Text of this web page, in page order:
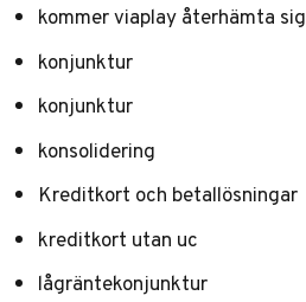
kommer viaplay återhämta sig
konjunktur
konjunktur
konsolidering
Kreditkort och betallösningar
kreditkort utan uc
lågräntekonjunktur